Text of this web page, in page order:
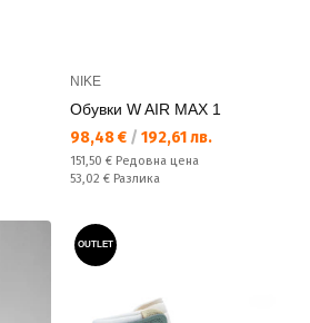
NIKE
Обувки W AIR MAX 1
Текуща цена:
98,48 € / 192,61 лв.
Редовна цена:
151,50 € Редовна цена
Спестявате:
53,02 € Разлика
OUTLET